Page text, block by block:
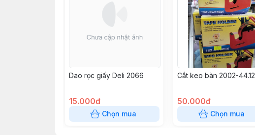
Dao rọc giấy Deli 2066
15.000đ
Chọn mua
Cắt keo bàn 2002-44.12
50.000đ
Chọn mua